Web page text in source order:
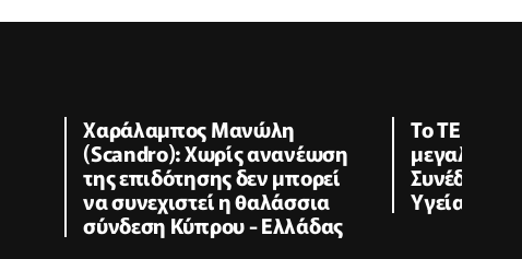
Χαράλαμπος Μανώλη
(Scandro): Χωρίς ανανέωση
της επιδότησης δεν μπορεί
να συνεχιστεί η θαλάσσια
σύνδεση Κύπρου - Ελλάδας
Το ΤΕΠΑΚ
Συνέδριο
Υγείας